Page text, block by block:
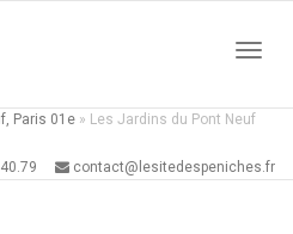
Paris 01e » Les Jardins du Pont Neuf
contact@lesitedespeniches.fr